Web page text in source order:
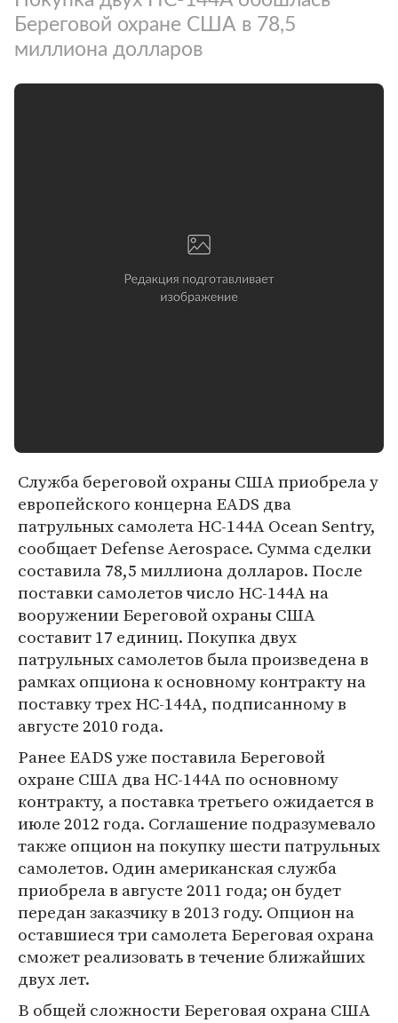
Береговой охране США в 78,5
миллиона долларов
Служба береговой охраны США приобрела у
европейского концерна EADS два
патрульных самолета HC-144A Ocean Sentry,
сообщает Defense Aerospace. Сумма сделки
составила 78,5 миллиона долларов. После
поставки самолетов число HC-144A на
вооружении Береговой охраны США
составит 17 единиц. Покупка двух
патрульных самолетов была произведена в
рамках опциона к основному контракту на
поставку трех HC-144A, подписанному в
августе 2010 года.
Ранее EADS уже поставила Береговой
охране США два HC-144A по основному
контракту, а поставка третьего ожидается в
июле 2012 года. Соглашение подразумевало
также опцион на покупку шести патрульных
самолетов. Один американская служба
приобрела в августе 2011 года; он будет
передан заказчику в 2013 году. Опцион на
оставшиеся три самолета Береговая охрана
сможет реализовать в течение ближайших
двух лет.
В общей сложности Береговая охрана США